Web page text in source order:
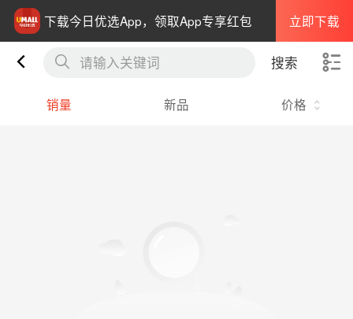
下载今日优选App，领取App专享红包 立即下载
请输入关键词 搜索
销量 新品 价格